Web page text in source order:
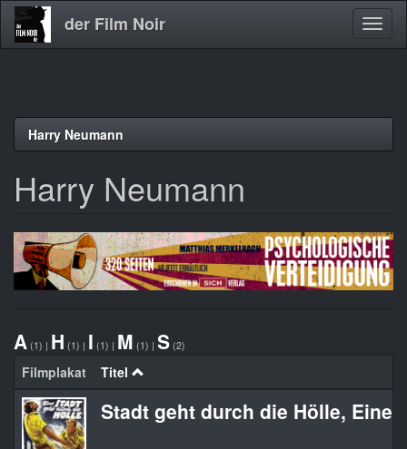
Direkt
der Film Noir
Harry Neumann
Harry Neumann
A (1) | H (1) | I (1) | M (1) | S (2)
Filmplakat Titel
Stadt geht durch die Hölle, Eine